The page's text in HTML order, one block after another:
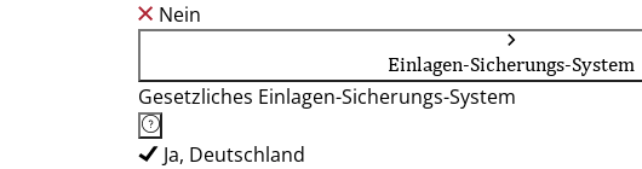
Nein
Einlagen-Sicherungs-System
Gesetzliches Einlagen-Sicherungs-System
Ja, Deutschland